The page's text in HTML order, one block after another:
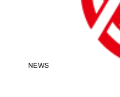
NEWS